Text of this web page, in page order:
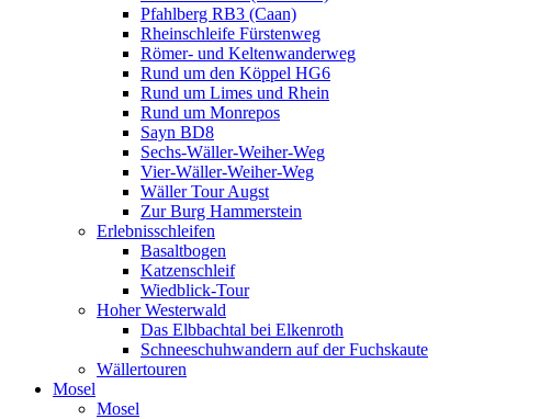
Pfahlberg RB3 (Caan)
Rheinschleife Fürstenweg
Römer- und Keltenwanderweg
Rund um den Köppel HG6
Rund um Limes und Rhein
Rund um Monrepos
Sayn BD8
Sechs-Wäller-Weiher-Weg
Vier-Wäller-Weiher-Weg
Wäller Tour Augst
Zur Burg Hammerstein
Erlebnisschleifen
Basaltbogen
Katzenschleif
Wiedblick-Tour
Hoher Westerwald
Das Elbbachtal bei Elkenroth
Schneeschuhwandern auf der Fuchskaute
Wällertouren
Mosel
Mosel